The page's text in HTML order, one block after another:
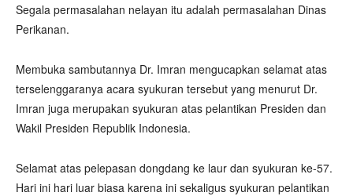
Segala permasalahan nelayan itu adalah permasalahan Dinas
Perikanan.
Membuka sambutannya Dr. Imran mengucapkan selamat atas
terselenggaranya acara syukuran tersebut yang menurut Dr.
Imran juga merupakan syukuran atas pelantikan Presiden dan
Wakil Presiden Republik Indonesia.
Selamat atas pelepasan dongdang ke laur dan syukuran ke-57.
Hari ini hari luar biasa karena ini sekaligus syukuran pelantikan